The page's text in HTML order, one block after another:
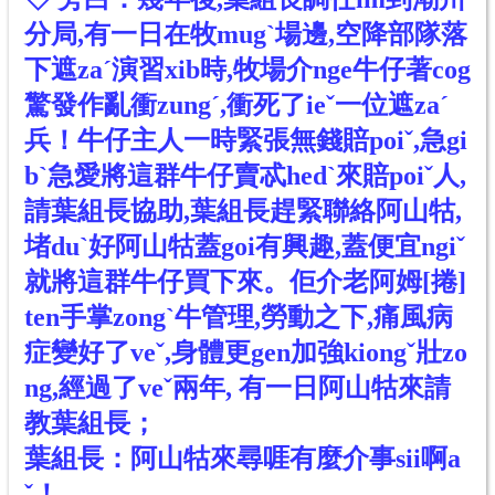
分局,有一日在牧mugˋ場邊,空降部隊落
下遮zaˊ演習xib時,牧場介nge牛仔著cog
驚發作亂衝zungˊ,衝死了ieˇ一位遮zaˊ
兵！牛仔主人一時緊張無錢賠poiˇ,急gi
bˋ急愛將這群牛仔賣忒hedˋ來賠poiˇ人,
請葉組長協助,葉組長趕緊聯絡阿山牯,
堵duˋ好阿山牯蓋goi有興趣,蓋便宜ngiˇ
就將這群牛仔買下來。佢介老阿姆[捲]
ten手掌zongˋ牛管理,勞動之下,痛風病
症變好了veˇ,身體更gen加強kiongˇ壯zo
ng,經過了veˇ兩年, 有一日阿山牯來請
教葉組長；
葉組長：阿山牯來尋啀有麼介事sii啊a